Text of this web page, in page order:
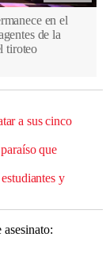
en el
de la
tiroteo
a sus cinco
que
y
asesinato: